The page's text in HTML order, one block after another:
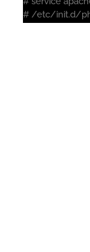
# /etc/init.d/